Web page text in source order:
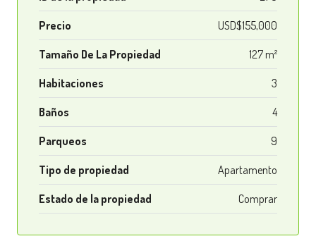
Precio USD$155,000
Tamaño De La Propiedad 127 m²
Habitaciones 3
Baños 4
Parqueos 9
Tipo de propiedad Apartamento
Estado de la propiedad Comprar